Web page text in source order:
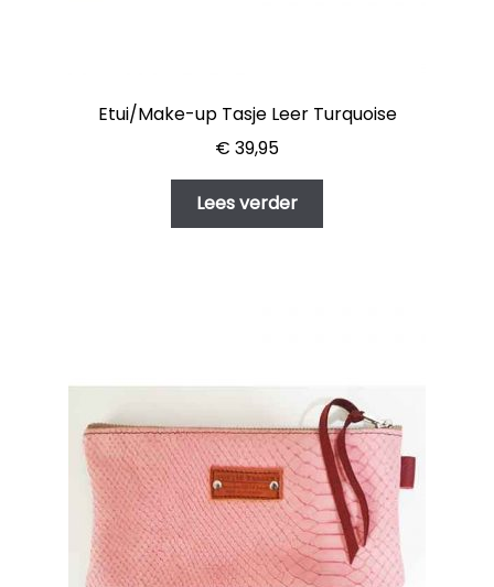
Etui/Make-up Tasje Leer Turquoise
€ 39,95
Lees verder